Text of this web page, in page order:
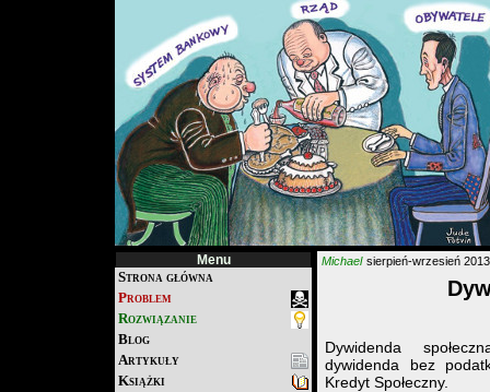
Menu
Strona główna
Problem
Rozwiązanie
Blog
Artykuły
Książki
Michael sierpień-wrzesień 2013
Dywidenda
dywidenda bez
Kredyt Społeczny.